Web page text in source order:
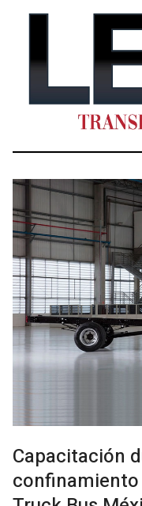
Capacitación
confinamiento